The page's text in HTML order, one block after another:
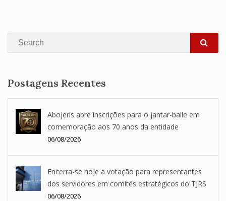
Search
Postagens Recentes
Abojeris abre inscrições para o jantar-baile em
comemoração aos 70 anos da entidade
06/08/2026
Encerra-se hoje a votação para representantes
dos servidores em comitês estratégicos do TJRS
06/08/2026